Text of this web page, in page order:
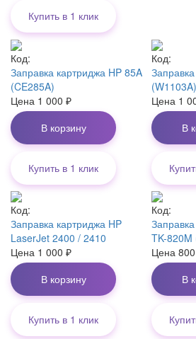
Купить в 1 клик
Код:
Заправка картриджа HP 85A
(CE285A)
Цена 1 000 ₽
В корзину
Купить в 1 клик
Код:
(W1103A)
Цена 1
В
Код:
Заправка картриджа HP
LaserJet 2400 / 2410
Цена 1 000 ₽
В корзину
Купить в 1 клик
Код:
TK-820M
Цена 800
В